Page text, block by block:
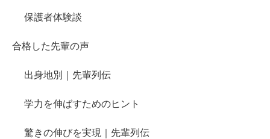
保護者体験談
合格した先輩の声
出身地別｜先輩列伝
学力を伸ばすためのヒント
驚きの伸びを実現｜先輩列伝